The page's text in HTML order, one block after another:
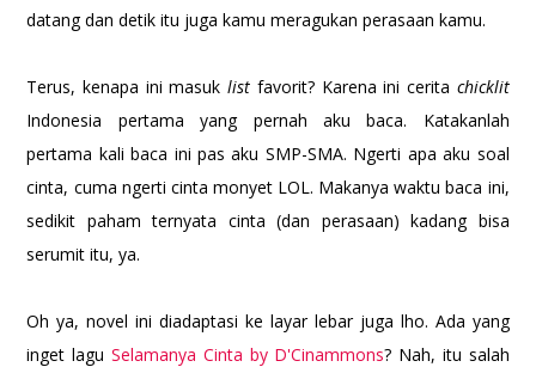
datang dan detik itu juga kamu meragukan perasaan kamu.
Terus, kenapa ini masuklist favorit? Karena ini cerita chicklit
Indonesia pertama yang pernah aku baca. Katakanlah
pertama kali baca ini pas aku SMP-SMA. Ngerti apa aku soal
cinta, cuma ngerti cinta monyet LOL. Makanya waktu baca ini,
sedikit paham ternyata cinta (dan perasaan) kadang bisa
serumit itu, ya.
Oh ya, novel ini diadaptasi ke layar lebar juga lho. Ada yang
inget lagu Selamanya Cinta by D'Cinammons? Nah, itu salah